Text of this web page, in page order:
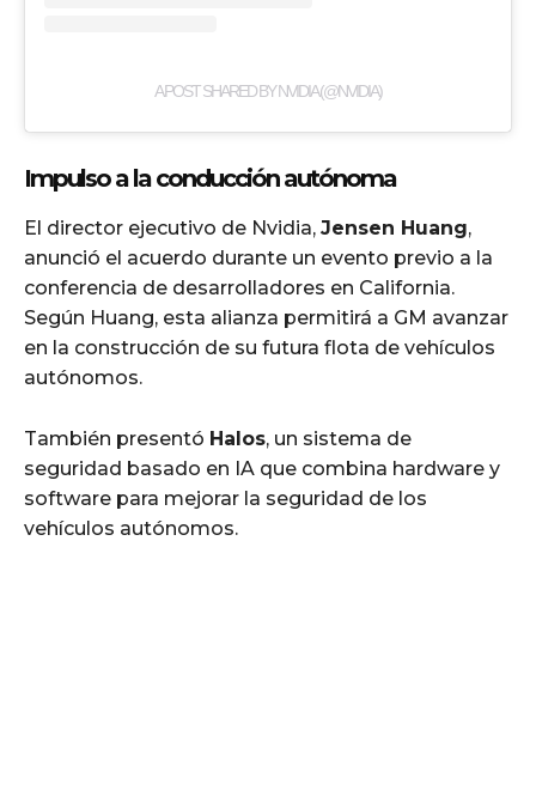
A POST SHARED BY NVIDIA (@NVIDIA)
Impulso a la conducción autónoma
El director ejecutivo de Nvidia, Jensen Huang,
anunció el acuerdo durante un evento previo a la
conferencia de desarrolladores en California.
Según Huang, esta alianza permitirá a GM avanzar
en la construcción de su futura flota de vehículos
autónomos.
También presentó Halos, un sistema de
seguridad basado en IA que combina hardware y
software para mejorar la seguridad de los
vehículos autónomos.